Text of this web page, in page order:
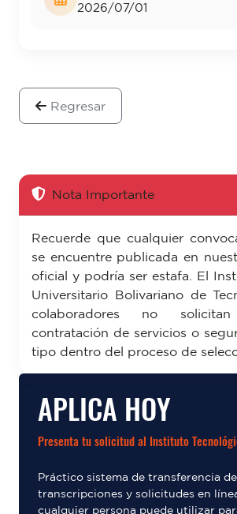
APLICA HOY
Presenta tu solicitud al Instituto
Práctico sistema de transferencia de
transcripciones y solicitudes en
cualquier persona puede utilizar
2026/07/01
Regresar
Nota Importante
Recuerde que cualquier
se encuentre publicada en
oficial y podría ser estafa. El
Universitario Bolivariano de
colaboradores no
contratación de servicios o
tipo dentro del proceso de